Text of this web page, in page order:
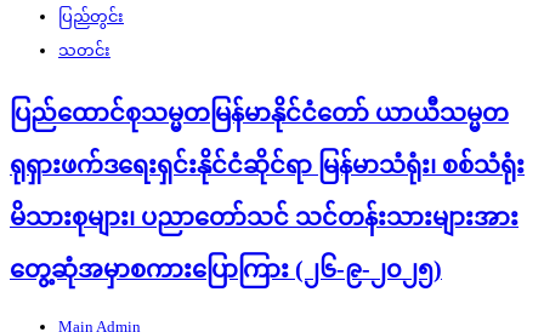
ပြည်တွင်း
သတင်း
ပြည်ထောင်စုသမ္မတမြန်မာနိုင်ငံတော် ယာယီသမ္မတ
ရုရှားဖက်ဒရေးရှင်းနိုင်ငံဆိုင်ရာ မြန်မာသံရုံး၊ စစ်သံရုံး
မိသားစုများ၊ ပညာတော်သင် သင်တန်းသားများအား
တွေ့ဆုံအမှာစကားပြောကြား (၂၆-၉-၂၀၂၅)
Main Admin